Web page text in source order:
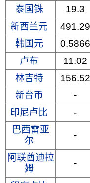
泰国铢 19.3
新西兰元
491.29
韩国元
0.5866
卢布
11.02
林吉特
156.52
新台币
-
印尼卢比
-
巴西雷亚
尔
-
阿联酋迪拉
姆
-